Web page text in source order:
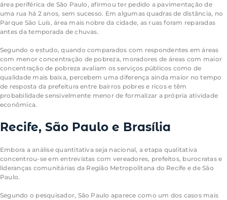
área periférica de São Paulo, afirmou ter pedido a pavimentação de
uma rua há 2 anos, sem sucesso. Em algumas quadras de distância, no
Parque São Luís, área mais nobre da cidade, as ruas foram reparadas
antes da temporada de chuvas.
Segundo o estudo, quando comparados com respondentes em áreas
com menor concentração de pobreza, moradores de áreas com maior
concentração de pobreza avaliam os serviços públicos como de
qualidade mais baixa, percebem uma diferença ainda maior no tempo
de resposta da prefeitura entre bairros pobres e ricos e têm
probabilidade sensivelmente menor de formalizar a própria atividade
econômica.
Recife, São Paulo e Brasília
Embora a análise quantitativa seja nacional, a etapa qualitativa
concentrou-se em entrevistas com vereadores, prefeitos, burocratas e
lideranças comunitárias da Região Metropolitana do Recife e de São
Paulo.
Segundo o pesquisador, São Paulo aparece como um dos casos mais